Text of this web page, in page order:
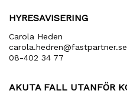
HYRESAVISERING
Carola Heden
carola​.hedren​@fastpartner​.se
08-402 34 77
AKUTA FALL UTANFÖR